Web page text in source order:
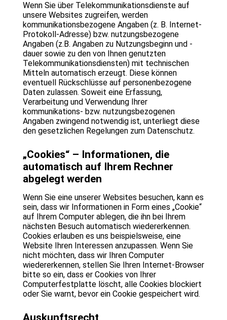
Wenn Sie über Telekommunikationsdienste auf
unsere Websites zugreifen, werden
kommunikationsbezogene Angaben (z. B. Internet-
Protokoll-Adresse) bzw. nutzungsbezogene
Angaben (z.B. Angaben zu Nutzungsbeginn und -
dauer sowie zu den von Ihnen genutzten
Telekommunikationsdiensten) mit technischen
Mitteln automatisch erzeugt. Diese können
eventuell Rückschlüsse auf personenbezogene
Daten zulassen. Soweit eine Erfassung,
Verarbeitung und Verwendung Ihrer
kommunikations- bzw. nutzungsbezogenen
Angaben zwingend notwendig ist, unterliegt diese
den gesetzlichen Regelungen zum Datenschutz.
„Cookies“ – Informationen, die
automatisch auf Ihrem Rechner
abgelegt werden
Wenn Sie eine unserer Websites besuchen, kann es
sein, dass wir Informationen in Form eines „Cookie“
auf Ihrem Computer ablegen, die ihn bei Ihrem
nächsten Besuch automatisch wiedererkennen.
Cookies erlauben es uns beispielsweise, eine
Website Ihren Interessen anzupassen. Wenn Sie
nicht möchten, dass wir Ihren Computer
wiedererkennen, stellen Sie Ihren Internet-Browser
bitte so ein, dass er Cookies von Ihrer
Computerfestplatte löscht, alle Cookies blockiert
oder Sie warnt, bevor ein Cookie gespeichert wird.
Auskunftsrecht